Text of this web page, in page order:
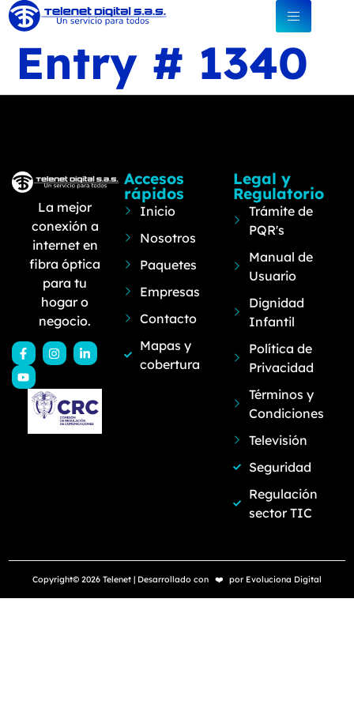
Entry # 1340
La mejor
conexión a
internet en
fibra óptica
para tu
hogar o
negocio.
Accesos
rápidos
Inicio
Nosotros
Paquetes
Empresas
Contacto
Mapas y
cobertura
Legal y
Regulatorio
Trámite de
PQR's
Manual de
Usuario
Dignidad
Infantil
Política de
Privacidad
Términos y
Condiciones
Televisión
Seguridad
Regulación
sector TIC
Copyright© 2026 Telenet | Desarrollado con ❤️ por Evoluciona Digital